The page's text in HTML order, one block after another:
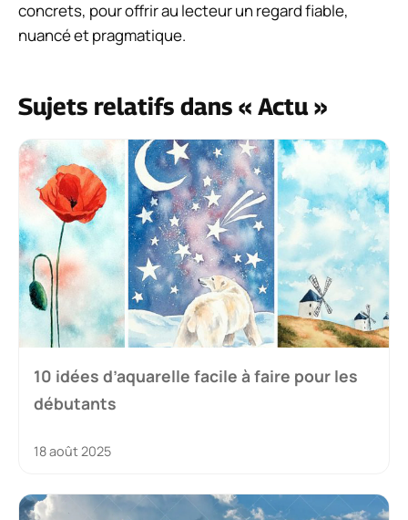
concrets, pour offrir au lecteur un regard fiable,
nuancé et pragmatique.
Sujets relatifs dans « Actu »
10 idées d’aquarelle facile à faire pour les
débutants
18 août 2025